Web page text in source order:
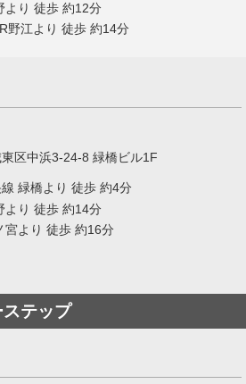
より 徒歩 約12分
野江より 徒歩 約14分
区中浜3-24-8 緑橋ビル1F
緑橋より 徒歩 約4分
より 徒歩 約14分
宮より 徒歩 約16分
テップ